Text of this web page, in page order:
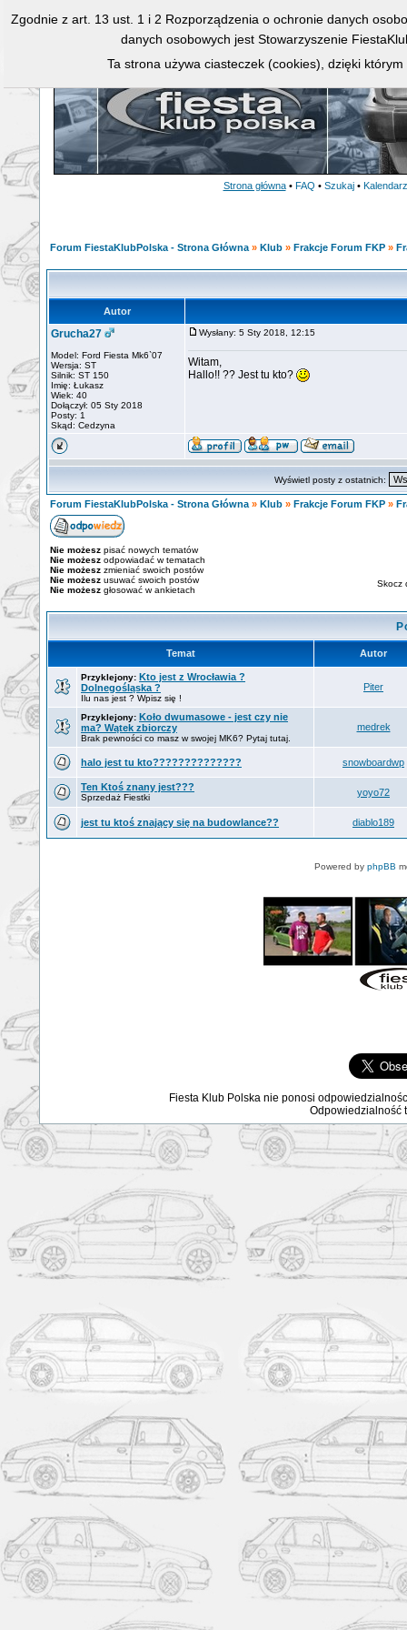
Strona główna • FAQ • Szukaj • Kalendarz
Forum FiestaKlubPolska - Strona Główna » Klub » Frakcje Forum FKP »
Autor
Grucha27
Model: Ford Fiesta Mk6`07
Wersja: ST
Silnik: ST 150
Imię: Łukasz
Wiek: 40
Dołączył: 05 Sty 2018
Posty: 1
Skąd: Cedzyna
Wysłany: 5 Sty 2018, 12:15
Witam,
Hallo!! ?? Jest tu kto?
Wyświetl posty z ostatnich:
Forum FiestaKlubPolska - Strona Główna » Klub » Frakcje Forum FKP »
Nie możesz pisać nowych tematów
Nie możesz odpowiadać w tematach
Nie możesz zmieniać swoich postów
Nie możesz usuwać swoich postów
Nie możesz głosować w ankietach
Skocz
Temat Autor
Przyklejony: Kto jest z Wrocławia ?
Dolnegośląska ?
Ilu nas jest ? Wpisz się !
Piter
Przyklejony: Koło dwumasowe - jest czy nie
ma? Wątek zbiorczy
Brak pewności co masz w swojej MK6? Pytaj tutaj.
medrek
halo jest tu kto?????????????? snowboardwp
Ten Ktoś znany jest???
Sprzedaż Fiestki yoyo72
jest tu ktoś znający się na budowlance?? diablo189
Powered by phpBB
Fiesta Klub Polska nie ponosi
Odpowiedzialność
Zgodnie z art. 13 ust. 1 i 2 Rozporządzenia o ochronie danych
danych osobowych jest Stowarzyszenie
Ta strona używa ciasteczek (cookies), dzięki